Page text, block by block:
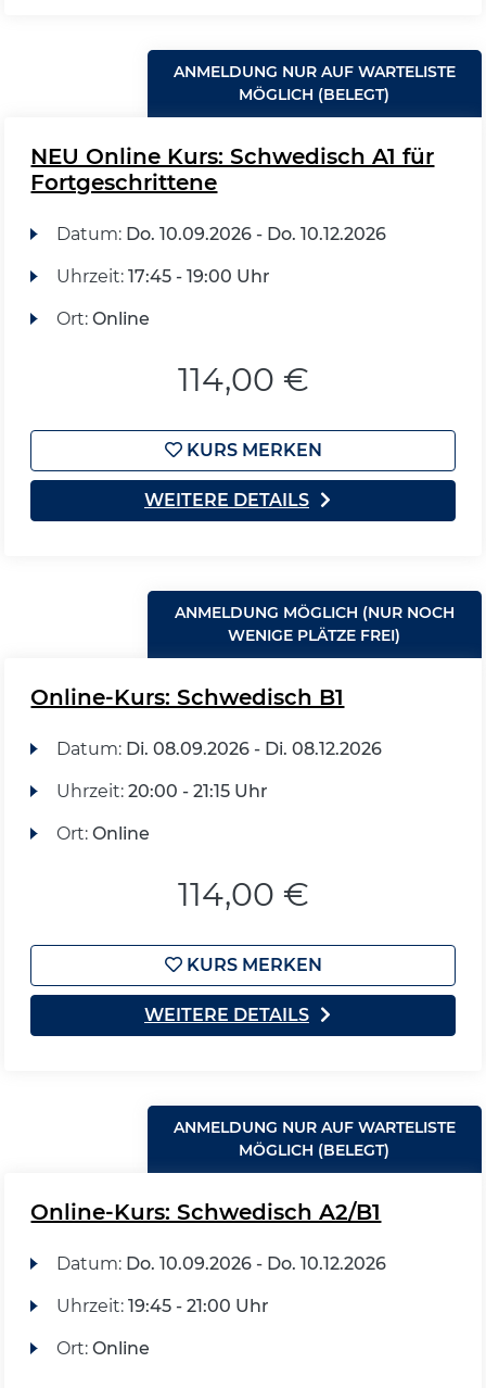
ANMELDUNG NUR AUF WARTELISTE
MÖGLICH (BELEGT)
NEU Online Kurs: Schwedisch A1 für
Fortgeschrittene
Datum: Do. 10.09.2026 - Do. 10.12.2026
Uhrzeit: 17:45 - 19:00 Uhr
Ort: Online
114,00 €
KURS MERKEN
WEITERE DETAILS
ANMELDUNG MÖGLICH (NUR NOCH
WENIGE PLÄTZE FREI)
Online-Kurs: Schwedisch B1
Datum: Di. 08.09.2026 - Di. 08.12.2026
Uhrzeit: 20:00 - 21:15 Uhr
Ort: Online
114,00 €
KURS MERKEN
WEITERE DETAILS
ANMELDUNG NUR AUF WARTELISTE
MÖGLICH (BELEGT)
Online-Kurs: Schwedisch A2/B1
Datum: Do. 10.09.2026 - Do. 10.12.2026
Uhrzeit: 19:45 - 21:00 Uhr
Ort: Online